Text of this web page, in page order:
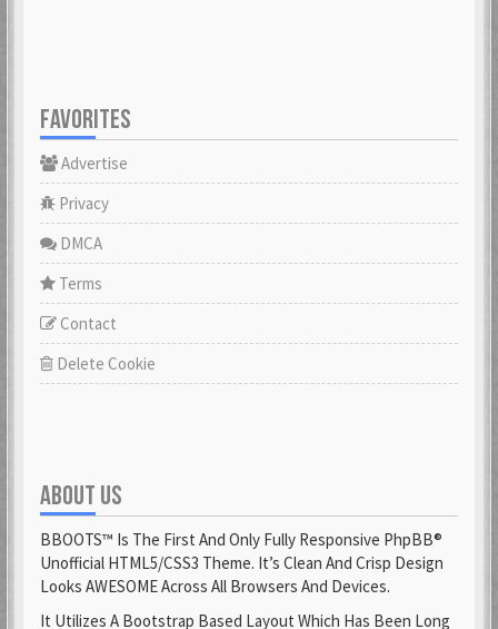
FAVORITES
Advertise
Privacy
DMCA
Terms
Contact
Delete Cookie
ABOUT US
BBOOTS™ Is The First And Only Fully Responsive PhpBB®
Unofficial HTML5/CSS3 Theme. It’s Clean And Crisp Design
Looks AWESOME Across All Browsers And Devices.
It Utilizes A Bootstrap Based Layout Which Has Been Long